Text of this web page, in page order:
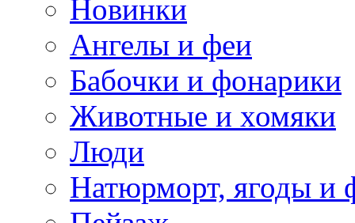
Новинки
Ангелы и феи
Бабочки и фонарики
Животные и хомяки
Люди
Натюрморт, ягоды и